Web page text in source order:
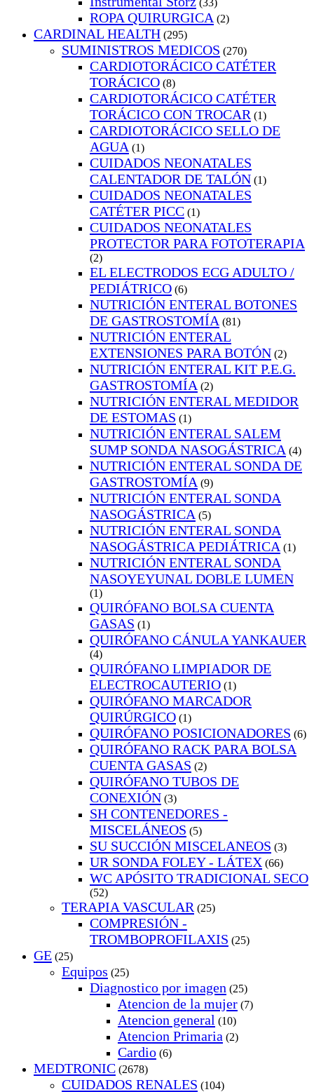
(33)
ROPA QUIRURGICA (2)
CARDINAL HEALTH (295)
SUMINISTROS MEDICOS (270)
CARDIOTORÁCICO CATÉTER
TORÁCICO (8)
CARDIOTORÁCICO CATÉTER
TORÁCICO CON TROCAR (1)
CARDIOTORÁCICO SELLO DE
AGUA (1)
CUIDADOS NEONATALES
CALENTADOR DE TALÓN (1)
CUIDADOS NEONATALES
CATÉTER PICC (1)
CUIDADOS NEONATALES
PROTECTOR PARA FOTOTERAPIA
(2)
EL ELECTRODOS ECG ADULTO /
PEDIÁTRICO (6)
NUTRICIÓN ENTERAL BOTONES
DE GASTROSTOMÍA (81)
NUTRICIÓN ENTERAL
EXTENSIONES PARA BOTÓN (2)
NUTRICIÓN ENTERAL KIT P.E.G.
GASTROSTOMÍA (2)
NUTRICIÓN ENTERAL MEDIDOR
DE ESTOMAS (1)
NUTRICIÓN ENTERAL SALEM
SUMP SONDA NASOGÁSTRICA (4)
NUTRICIÓN ENTERAL SONDA DE
GASTROSTOMÍA (9)
NUTRICIÓN ENTERAL SONDA
NASOGÁSTRICA (5)
NUTRICIÓN ENTERAL SONDA
NASOGÁSTRICA PEDIÁTRICA (1)
NUTRICIÓN ENTERAL SONDA
NASOYEYUNAL DOBLE LUMEN
(1)
QUIRÓFANO BOLSA CUENTA
GASAS (1)
QUIRÓFANO CÁNULA YANKAUER
(4)
QUIRÓFANO LIMPIADOR DE
ELECTROCAUTERIO (1)
QUIRÓFANO MARCADOR
QUIRÚRGICO (1)
QUIRÓFANO POSICIONADORES (6)
QUIRÓFANO RACK PARA BOLSA
CUENTA GASAS (2)
QUIRÓFANO TUBOS DE
CONEXIÓN (3)
SH CONTENEDORES -
MISCELÁNEOS (5)
SU SUCCIÓN MISCELANEOS (3)
UR SONDA FOLEY - LÁTEX (66)
WC APÓSITO TRADICIONAL SECO
(52)
TERAPIA VASCULAR (25)
COMPRESIÓN -
TROMBOPROFILAXIS (25)
GE (25)
Equipos (25)
Diagnostico por imagen (25)
Atencion de la mujer (7)
Atencion general (10)
Atencion Primaria (2)
Cardio (6)
MEDTRONIC (2678)
CUIDADOS RENALES (104)